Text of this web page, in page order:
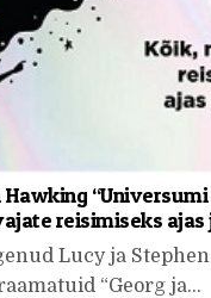
Hawking
reisimiseks ajas
Lucy ja
“Georg ja…